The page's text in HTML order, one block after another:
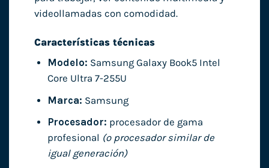
videollamadas con comodidad.
Características técnicas
Modelo: Samsung Galaxy Book5 Intel
Core Ultra 7-255U
Marca: Samsung
Procesador: procesador de gama
profesional (o procesador similar de
igual generación)